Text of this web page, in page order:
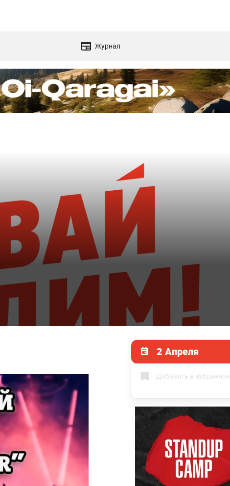
Журнал
2 Апреля
Добавить в избранное